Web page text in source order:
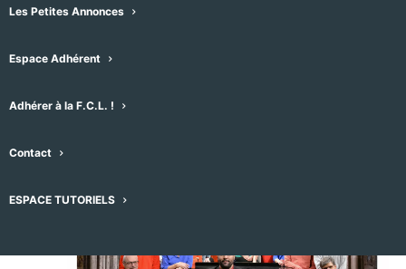
Les Petites Annonces
Espace Adhérent
Adhérer à la F.C.L. !
Contact
ESPACE TUTORIELS